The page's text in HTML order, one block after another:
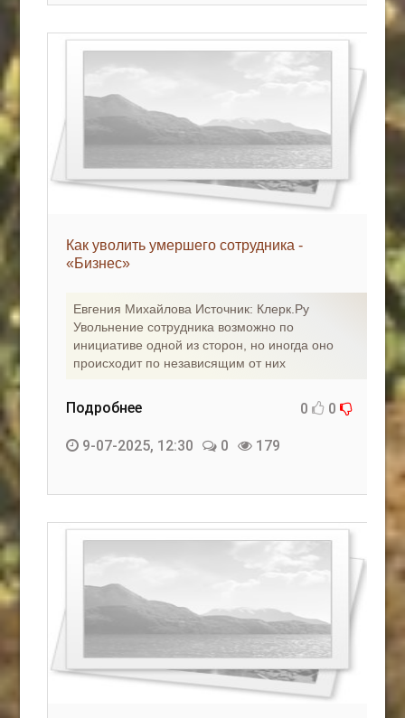
Как уволить умершего сотрудника -
«Бизнес»
Евгения Михайлова Источник: Клерк.Ру
Увольнение сотрудника возможно по
инициативе одной из сторон, но иногда оно
происходит по независящим от них
Подробнее 0 0
9-07-2025, 12:30 0 179